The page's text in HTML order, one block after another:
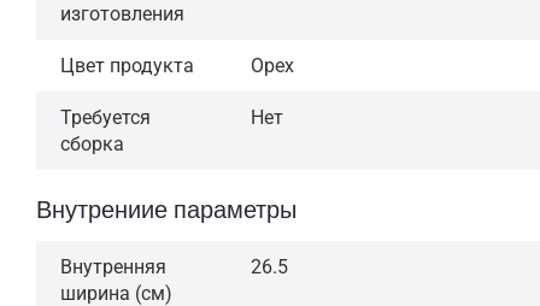
изготовления
Цвет продукта Орех
Требуется
сборка
Нет
Внутрениие параметры
Внутренняя
ширина (см)
26.5